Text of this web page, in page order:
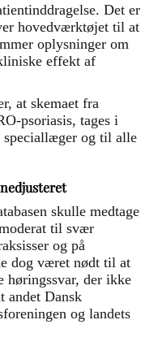
Det er
hovedværktøjet til at
oplysninger om
effekt af
at skemaet fra
psoriasis, tages i
speciallæger og til alle
skulle medtage
til svær
og på
dog været nødt til at
høringssvar, der ikke
andet Dansk
og landets